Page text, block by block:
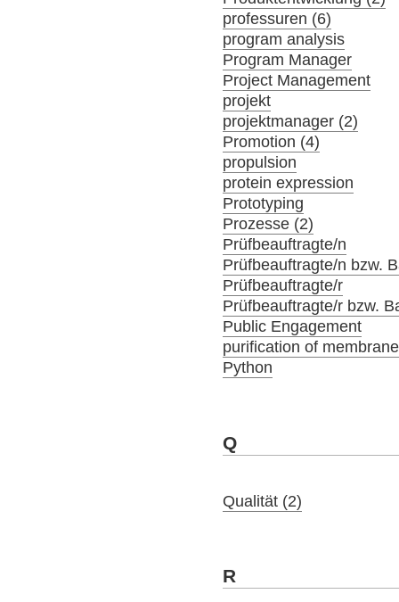
professuren (6)
program analysis
Program Manager
Project Management
projekt
projektmanager (2)
Promotion (4)
propulsion
protein expression
Prototyping
Prozesse (2)
Prüfbeauftragte/n
Prüfbeauftragte/n bzw.
Prüfbeauftragte/r
Prüfbeauftragte/r bzw.
Public Engagement
purification of
Python
Q
Qualität (2)
R